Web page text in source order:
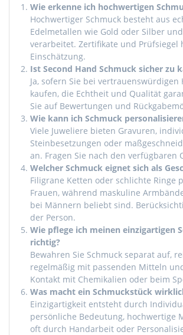
Wie erkenne ich hochwertigen
Hochwertiger Schmuck besteht aus
Edelmetallen wie Gold oder Silber
verarbeitet. Zertifikate und Prüfsiegel
Einschätzung.
Ist Second Hand Schmuck sicher zu
Ja, sofern Sie bei vertrauenswürdigen
kaufen, die Echtheit und Qualität
Sie auf Bewertungen und
Wie kann ich Schmuck
Viele Juweliere bieten Gravuren,
Steinbesetzungen oder
an. Fragen Sie nach den verfügbaren
Welcher Schmuck eignet sich als
Filigrane Ketten oder schlichte Ringe
Frauen, während maskuline
bei Männern beliebt sind.
der Person.
Wie pflege ich meinen einzigartigen
richtig?
Bewahren Sie Schmuck separat auf,
regelmäßig mit passenden Mitteln
Kontakt mit Chemikalien oder beim
Was macht ein Schmuckstück
Einzigartigkeit entsteht durch
persönliche Bedeutung, hochwertige
oft durch Handarbeit oder